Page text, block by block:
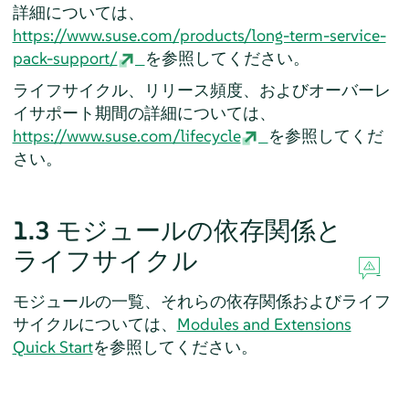
詳細については、
https://www.suse.com/products/long-term-service-
pack-support/
を参照してください。
ライフサイクル、リリース頻度、およびオーバーレ
イサポート期間の詳細については、
https://www.suse.com/lifecycle
を参照してくだ
さい。
1.3 モジュールの依存関係と
ライフサイクル
モジュールの一覧、それらの依存関係およびライフ
サイクルについては、 Modules and Extensions
Quick Startを参照してください。